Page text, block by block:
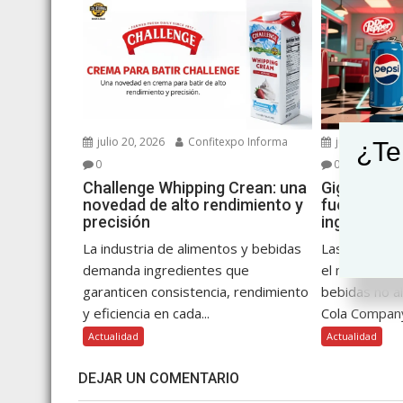
julio 20, 2026
Confitexpo Informa
0
Challenge Whipping Crean: una
novedad de alto rendimiento y
precisión
La industria de alimentos y bebidas
demanda ingredientes que
garanticen consistencia, rendimiento
y eficiencia en cada...
Actualidad
julio 14, 2026
0
Gigantes
fuerzas
Las tres
el mercado
bebidas no
Cola
Actualidad
DEJAR UN COMENTARIO